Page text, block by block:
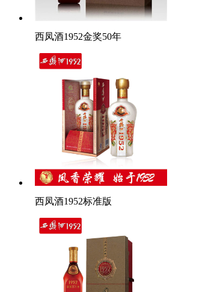
西凤酒1952金奖50年
西凤酒1952标准版